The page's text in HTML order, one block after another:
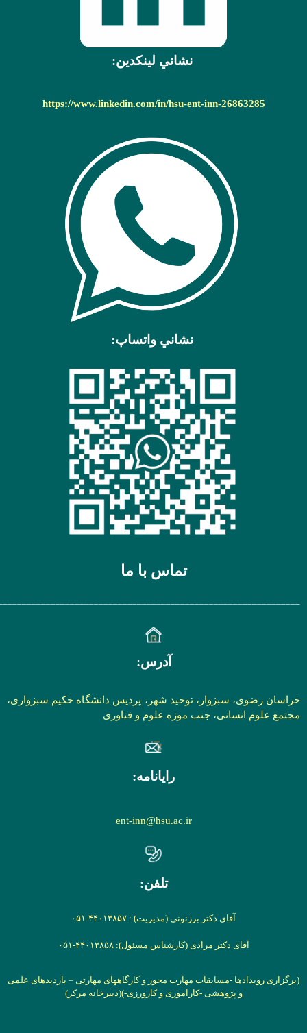
نشاني لينکدين:
https://www.linkedin.com/in/hsu-ent-inn-26863285
نشاني واتساپ:
تماس با ما
آدرس:
خراسان رضوی، سبزوار، توحید شهر، پردیس دانشگاه حکیم سبزواری،
مجتمع علوم انسانی، جنب موزه علوم و فناوری
رایانامه:
ent-inn@hsu.ac.ir
تلفن:
آقای دکتر برزنونی (مدیریت) : ۴۴۰۱۳۸۵۷-۰۵۱
آقای دکتر مرادی (کارشناس مسئول): ۴۴۰۱۳۸۵۸-۰۵۱
(برگزاری رویدادها -مسابقات مهارت محور و کارگاههای مهارتی – بازدیدهای علمی
و پژوهشی -کاراموزی و کارورزی-)(دبیرخانه مرکز)